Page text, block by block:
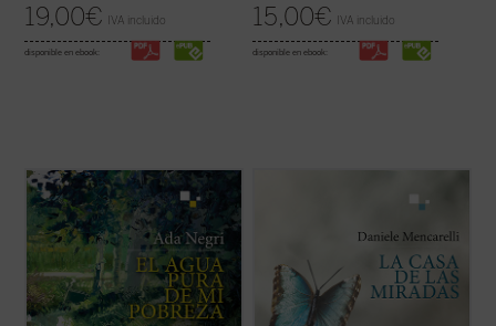
19,00€ IVA incluido
disponible en ebook:
15,00€ IVA incluido
disponible en ebook:
«Al acercarnos a la poesía de Ada Negri, a
un rostro que presenta rasgos fuertes
aunque habitados por una secreta ternura,
nos encontramos con una sorpresa: hay
algo intacto que nos llega de sus versos,
una energía indómita, un reto que ...(ver
ficha)
poeta, Daniele Mencarelli nos ofrece este
profunda crisis, en el que logra transitar el
portentoso camino de quien vuelve a nacer
tras vivir inmerso en una espiral de ... (ver
ficha)